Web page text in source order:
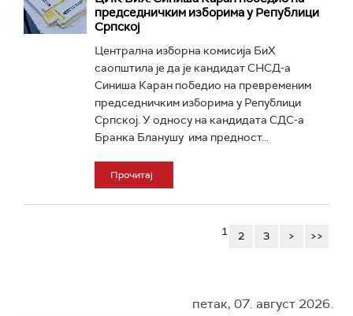
председничким изборима у Републици
Српској
Централна изборна комисија БиХ
саопштила је да је кандидат СНСД-а
Синиша Каран победио на превременим
председничким изборима у Републици
Српској. У односу на кандидата СДС-а
Бранка Бланушу има предност...
Прочитај
1 2 3 > >>
петак, 07. август 2026.